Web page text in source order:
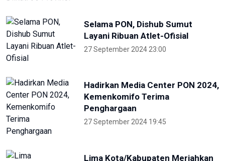
Layani Ribuan Atlet-Ofisial
27 September 2024 23:00
Penghargaan
Lima Kota/Kabupaten Meriahkan
27 September 2024 18:07